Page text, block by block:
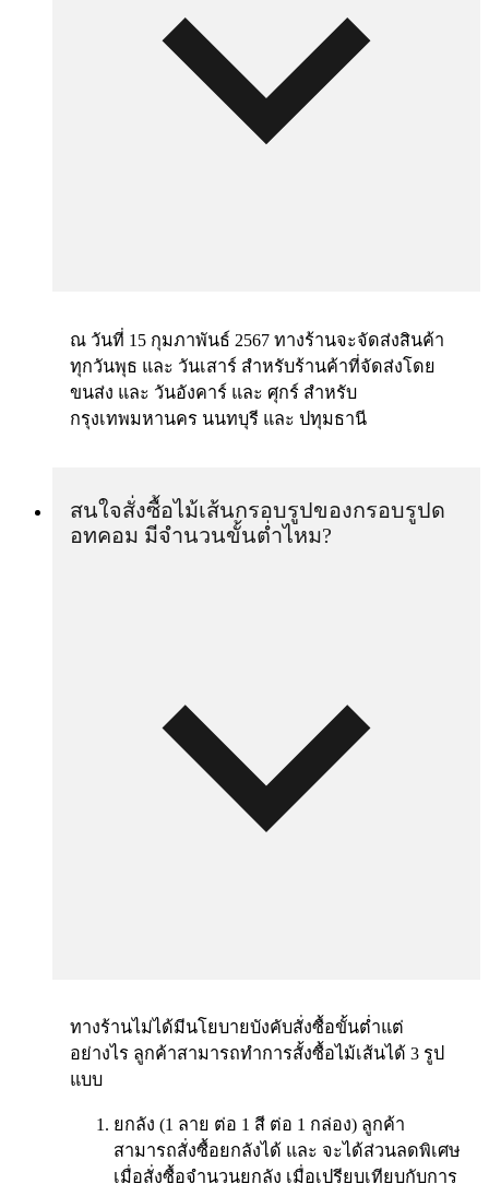
ณ วันที่ 15 กุมภาพันธ์ 2567 ทางร้านจะจัดส่งสินค้า
ทุกวันพุธ และ วันเสาร์ สำหรับร้านค้าที่จัดส่งโดย
ขนส่ง และ วันอังคาร์ และ ศุกร์ สำหรับ
กรุงเทพมหานคร นนทบุรี และ ปทุมธานี
สนใจสั่งซื้อไม้เส้นกรอบรูปของกรอบรูปด
อทคอม มีจำนวนขั้นต่ำไหม?
ทางร้านไม่ได้มีนโยบายบังคับสั่งซื้อขั้นต่ำแต่
อย่างไร ลูกค้าสามารถทำการสั้งซื้อไม้เส้นได้ 3 รูป
แบบ
ยกลัง (1 ลาย ต่อ 1 สี ต่อ 1 กล่อง) ลูกค้า
สามารถสั่งซื้อยกลังได้ และ จะได้ส่วนลดพิเศษ
เมื่อสั่งซื้อจำนวนยกลัง เมื่อเปรียบเทียบกับการ